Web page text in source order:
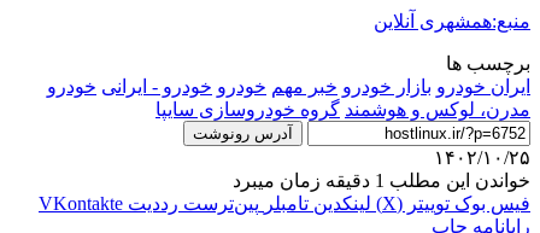
منبع:همشهری آنلاین
برچسب ها
ايران خودرو بازار خودرو خبر مهم خودرو خودرو - ایرانی خودرو
مدرن، لوکس و هوشمند گروه خودروسازی سایپا
آدرس رونوشت
۱۴۰۲/۱۰/۲۵
خواندن این مطلب 1 دقیقه زمان میبرد
فیس بوک توییتر (X) لینکدین ‫تامبلر ‫پین‌ترست ‫رددیت ‫VKontakte
رایانامه چاپ